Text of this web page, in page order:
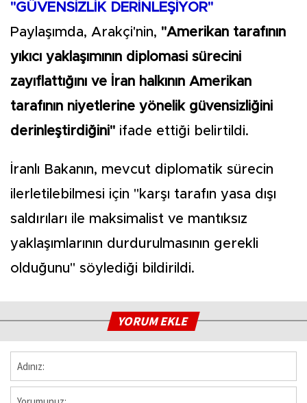
"GÜVENSİZLİK DERİNLEŞİYOR"
Paylaşımda, Arakçi'nin, "Amerikan tarafının
yıkıcı yaklaşımının diplomasi sürecini
zayıflattığını ve İran halkının Amerikan
tarafının niyetlerine yönelik güvensizliğini
derinleştirdiğini" ifade ettiği belirtildi.
İranlı Bakanın, mevcut diplomatik sürecin
ilerletilebilmesi için "karşı tarafın yasa dışı
saldırıları ile maksimalist ve mantıksız
yaklaşımlarının durdurulmasının gerekli
olduğunu" söylediği bildirildi.
YORUM EKLE